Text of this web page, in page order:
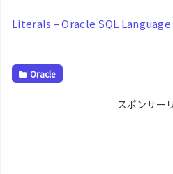
Literals – Oracle SQL
Oracle
スポンサー